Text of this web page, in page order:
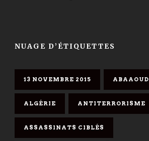
NUAGE D’ÉTIQUETTES
13 NOVEMBRE 2015 ABAAOUD
ALGÉRIE ANTITERRORISME
ASSASSINATS CIBLÉS